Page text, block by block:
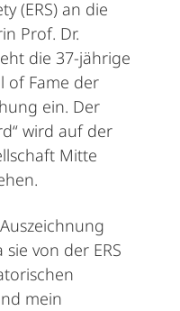
(ERS) an die
Prof. Dr.
die 37-jährige
of Fame der
ein. Der
wird auf der
Mitte
von der ERS
mein